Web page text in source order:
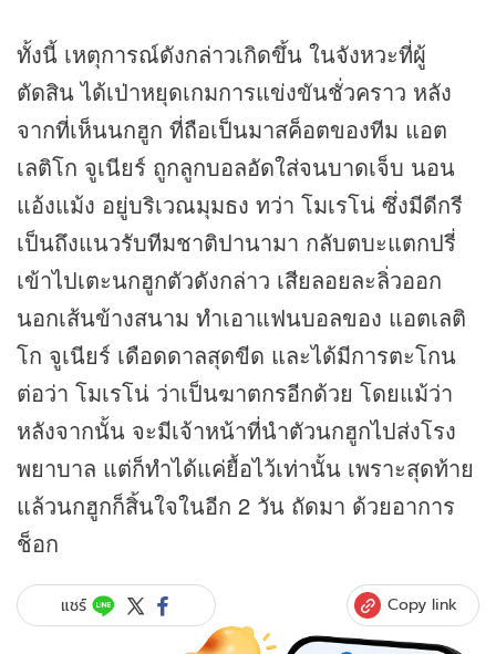
ทั้งนี้ เหตุการณ์ดังกล่าวเกิดขึ้น ในจังหวะที่ผู้
ตัดสิน ได้เป่าหยุดเกมการแข่งขันชั่วคราว หลัง
จากที่เห็นนกฮูก ที่ถือเป็นมาสค็อตของทีม แอต
เลติโก จูเนียร์ ถูกลูกบอลอัดใส่จนบาดเจ็บ นอน
แอ้งแม้ง อยู่บริเวณมุมธง ทว่า โมเรโน่ ซึ่งมีดีกรี
เป็นถึงแนวรับทีมชาติปานามา กลับตบะแตกปรี่
เข้าไปเตะนกฮูกตัวดังกล่าว เสียลอยละลิ่วออก
นอกเส้นข้างสนาม ทำเอาแฟนบอลของ แอตเลติ
โก จูเนียร์ เดือดดาลสุดขีด และได้มีการตะโกน
ต่อว่า โมเรโน่ ว่าเป็นฆาตกรอีกด้วย โดยแม้ว่า
หลังจากนั้น จะมีเจ้าหน้าที่นำตัวนกฮูกไปส่งโรง
พยาบาล แต่ก็ทำได้แค่ยื้อไว้เท่านั้น เพราะสุดท้าย
แล้วนกฮูกก็สิ้นใจในอีก 2 วัน ถัดมา ด้วยอาการ
ช็อก
แชร์ Copy link